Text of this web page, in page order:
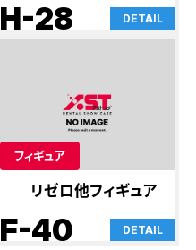
H-28 DETAIL
フィギュア
リゼロ他フィギュア
F-40 DETAIL